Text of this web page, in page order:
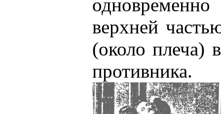
верхней
(около плеча)
противника.